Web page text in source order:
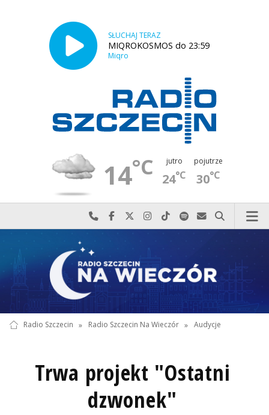
SŁUCHAJ TERAZ
MIQROKOSMOS do 23:59
Miqro
14°C jutro
24°C
pojutrze
30°C
Najlepiej po prostu do nas zadzwoń
Odwiedź nas na Facebook-u
Odwiedź nas na X
Odwiedź nas na Instagram-ie
Odwiedź nas na TikTok-u
Szukaj nas na Spotify
Wyślij do nas
Szukaj
Radio Szczecin » Radio Szczecin Na Wieczór » Audycje
Trwa projekt "Ostatni
dzwonek"